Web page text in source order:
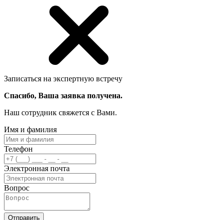
Записаться на экспертную встречу
Спасибо, Ваша заявка получена.
Наш сотрудник свяжется с Вами.
Имя и фамилия
Телефон
Электронная почта
Вопрос
Отправить